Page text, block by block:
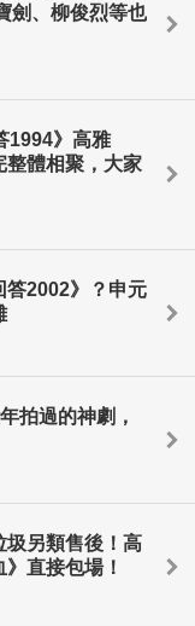
劍、柳俊烈等也
1994》高雅
整體相聚，大家
答2002》？申元
拍過的神劇，
圾另類售後！高
直接包場！